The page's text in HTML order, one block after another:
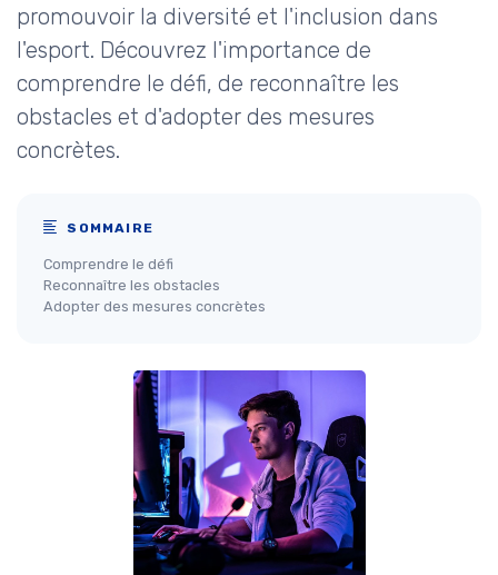
promouvoir la diversité et l'inclusion dans
l'esport. Découvrez l'importance de
comprendre le défi, de reconnaître les
obstacles et d'adopter des mesures
concrètes.
SOMMAIRE
Comprendre le défi
Reconnaître les obstacles
Adopter des mesures concrètes